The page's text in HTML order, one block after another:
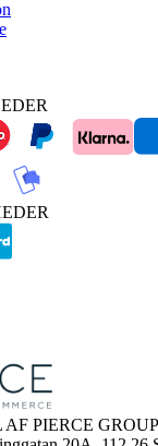
PIERCE